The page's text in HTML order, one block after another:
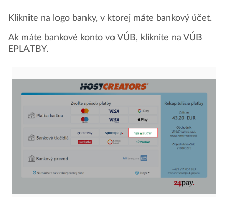
Kliknite na logo banky, v ktorej máte bankový účet.
Ak máte bankové konto vo VÚB, kliknite na VÚB
EPLATBY.